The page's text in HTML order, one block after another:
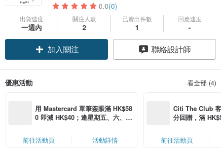
0.0(0)
出貨速度
一週內
關注人數
2
已賣出件數
1
回應速度
-
加入關注 聯絡設計師
優惠活動 看全部 (4)
用 Mastercard 單筆簽賬滿 HK$58
0 即減 HK$40；逢星期五、六、日
卡」結帳）
前往活動頁 活動詳情
Citi The Club
分回贈，滿
前往活動頁